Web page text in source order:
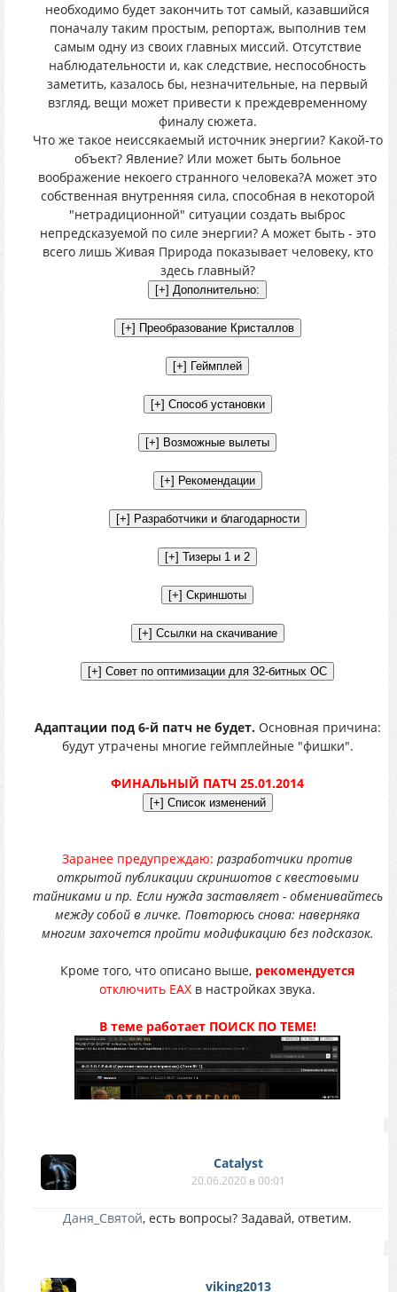
необходимо будет закончить тот самый, казавшийся
поначалу таким простым, репортаж, выполнив тем
самым одну из своих главных миссий. Отсутствие
наблюдательности и, как следствие, неспособность
заметить, казалось бы, незначительные, на первый
взгляд, вещи может привести к преждевременному
финалу сюжета.
Что же такое неиссякаемый источник энергии? Какой-то
объект? Явление? Или может быть больное
воображение некоего странного человека?А может это
собственная внутренняя сила, способная в некоторой
"нетрадиционной" ситуации создать выброс
непредсказуемой по силе энергии? А может быть - это
всего лишь Живая Природа показывает человеку, кто
здесь главный?
Адаптации под 6-й патч не будет.Основная причина:
будут утрачены многие геймплейные "фишки".
ФИНАЛЬНЫЙ ПАТЧ 25.01.2014
Заранее предупреждаю: разработчики против
открытой публикации скриншотов с квестовыми
тайниками и пр. Если нужда заставляет - обменивайтесь
между собой в личке. Повторюсь снова: наверняка
многим захочется пройти модификацию без подсказок.
Кроме того, что описано выше, рекомендуется
отключить ЕАХ в настройках звука.
В теме работает ПОИСК ПО ТЕМЕ!
Catalyst
20.06.2020 в 00:01
Даня_Святой, есть вопросы? Задавай, ответим.
viking2013